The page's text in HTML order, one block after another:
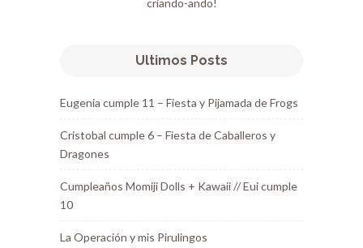
criando-ando!
Ultimos Posts
Eugenia cumple 11 – Fiesta y Pijamada de Frogs
Cristobal cumple 6 – Fiesta de Caballeros y
Dragones
Cumpleaños Momiji Dolls + Kawaii // Eui cumple
10
La Operación y mis Pirulingos